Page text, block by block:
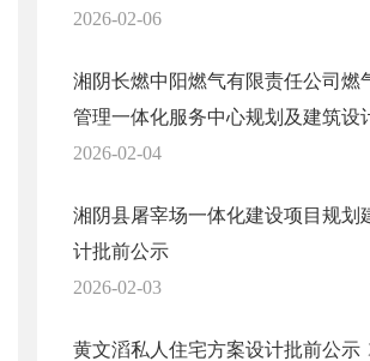
2026-02-06
湘阴长燃中阳燃气有限责任公司燃
管理一体化服务中心规划及建筑设
2026-02-04
湘阴县屠宰场一体化建设项目规划
计批前公示
2026-02-03
黄文滔私人住宅方案设计批前公示